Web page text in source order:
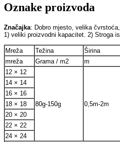
Oznake proizvoda
Značajka: Dobro mjesto, velika
1) veliki proizvodni kapacitet. 2) Stroga
Mreža Težina Širina
mreža
Grama / m2 m
12 × 12
80g-150g 0,5m-2m
14 × 14
16 × 16
18 × 18
20 × 20
22 × 22
24 × 24